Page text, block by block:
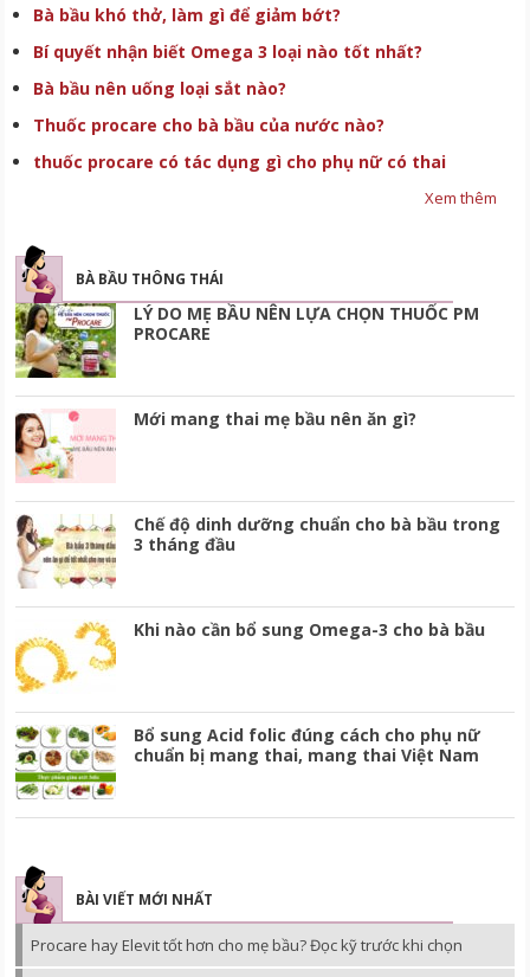
Bà bầu khó thở, làm gì để giảm bớt?
Bí quyết nhận biết Omega 3 loại nào tốt nhất?
Bà bầu nên uống loại sắt nào?
Thuốc procare cho bà bầu của nước nào?
thuốc procare có tác dụng gì cho phụ nữ có thai
Xem thêm
BÀ BẦU THÔNG THÁI
LÝ DO MẸ BẦU NÊN LỰA CHỌN THUỐC PM
PROCARE
Mới mang thai mẹ bầu nên ăn gì?
Chế độ dinh dưỡng chuẩn cho bà bầu trong
3 tháng đầu
Khi nào cần bổ sung Omega-3 cho bà bầu
Bổ sung Acid folic đúng cách cho phụ nữ
chuẩn bị mang thai, mang thai Việt Nam
BÀI VIẾT MỚI NHẤT
Procare hay Elevit tốt hơn cho mẹ bầu? Đọc kỹ trước khi chọn